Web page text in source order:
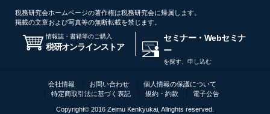
税務研究会ホームページの著作権は税務研究会に帰属します。
掲載の文章および写真等の無断転載を禁じます。
情報誌・書籍等のご購入
税研オンラインストア
セミナー・Webセミナ
ー
を探す、申し込む
会社情報 お問い合わせ
個人情報の保護について
特定商取引法に基づく表記
規約・約款 電子公告
Copyright© 2016 Zeimu Kenkyukai, Allrights reserved.